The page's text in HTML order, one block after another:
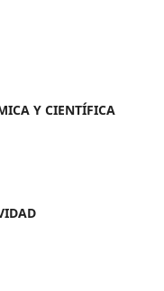
Y CIENTÍFICA